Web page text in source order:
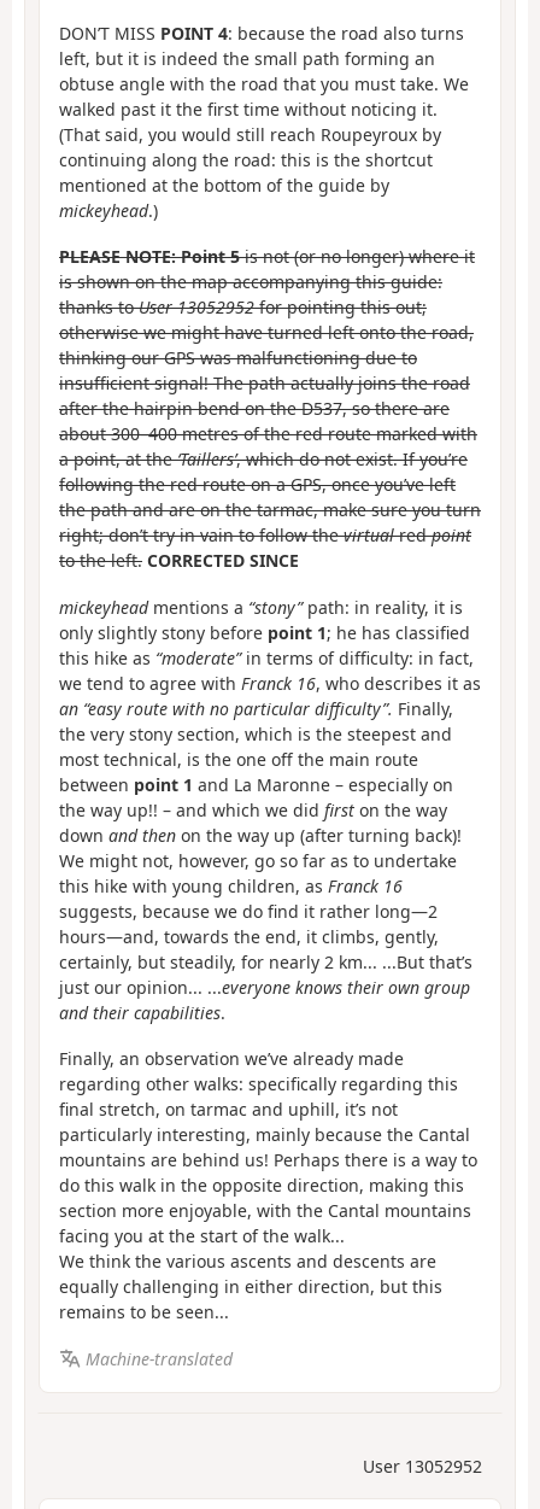
DON’T MISS POINT 4: because the road also turns
left, but it is indeed the small path forming an
obtuse angle with the road that you must take. We
walked past it the first time without noticing it.
(That said, you would still reach Roupeyroux by
continuing along the road: this is the shortcut
mentioned at the bottom of the guide by
mickeyhead.)
PLEASE NOTE: Point 5is not (or no longer) where it
is shown on the map accompanying this guide:
thanks toUser 13052952for pointing this out;
otherwise we might have turned left onto the road,
thinking our GPS was malfunctioning due to
insufficient signal! The path actually joins the road
after the hairpin bend on the D537, so there are
about 300–400 metres of the red route marked with
a point, at the‘Taillers’, which do not exist. If you’re
following the red route on a GPS, once you’ve left
the path and are on the tarmac, make sure you turn
right; don’t try in vain to follow thevirtualredpoint
to the left. CORRECTED SINCE
mickeyheadmentions a “stony”path: in reality, it is
only slightly stony before point 1; he has classified
this hike as “moderate”in terms of difficulty: in fact,
we tend to agree with Franck 16, who describes it as
an “easy route with no particular difficulty”. Finally,
the very stony section, which is the steepest and
most technical, is the one off the main route
between point 1 and La Maronne – especially on
the way up!! – and which we did first on the way
down and then on the way up (after turning back)!
We might not, however, go so far as to undertake
this hike with young children, as Franck 16
suggests, because we do find it rather long—2
hours—and, towards the end, it climbs, gently,
certainly, but steadily, for nearly 2 km... ...But that’s
just our opinion... ...everyone knows their own group
and their capabilities.
Finally, an observation we’ve already made
regarding other walks: specifically regarding this
final stretch, on tarmac and uphill, it’s not
particularly interesting, mainly because the Cantal
mountains are behind us! Perhaps there is a way to
do this walk in the opposite direction, making this
section more enjoyable, with the Cantal mountains
facing you at the start of the walk...
We think the various ascents and descents are
equally challenging in either direction, but this
remains to be seen...
Machine-translated
User 13052952